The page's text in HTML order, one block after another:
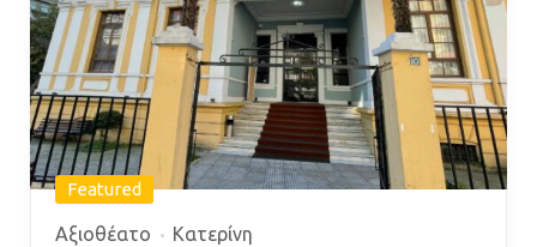
Featured
Αξιοθέατο Κατερίνη